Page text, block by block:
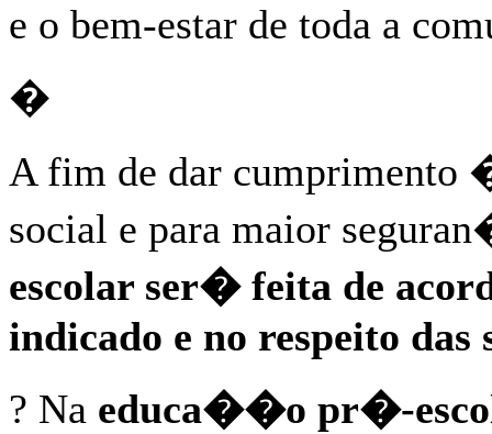
e o bem-estar de toda a
�
A fim de dar cumprimento
social e para maior
escolar ser� feita de
indicado e no respeito das
? Na educa��o pr�-